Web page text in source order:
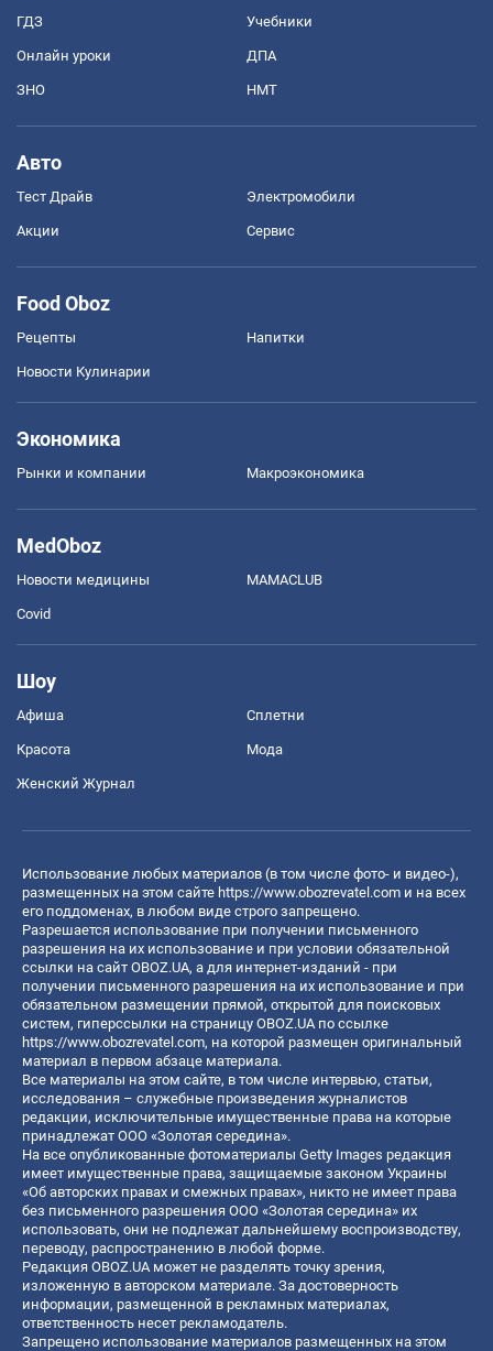
ГДЗ Учебники
Онлайн уроки ДПА
ЗНО НМТ
Авто
Тест Драйв Электромобили
Акции Сервис
Food Oboz
Рецепты Напитки
Новости Кулинарии
Экономика
Рынки и компании Mакроэкономика
MedOboz
Новости медицины MAMACLUB
Covid
Шоу
Афиша Сплетни
Красота Мода
Женский Журнал
Использование любых материалов (в том числе фото- и видео-),
размещенных на этом сайте https://www.obozrevatel.com и на всех
его поддоменах, в любом виде строго запрещено.
Разрешается использование при получении письменного
разрешения на их использование и при условии обязательной
ссылки на сайт OBOZ.UA, а для интернет-изданий - при
получении письменного разрешения на их использование и при
обязательном размещении прямой, открытой для поисковых
систем, гиперссылки на страницу OBOZ.UA по ссылке
https://www.obozrevatel.com, на которой размещен оригинальный
материал в первом абзаце материала.
Все материалы на этом сайте, в том числе интервью, статьи,
исследования – служебные произведения журналистов
редакции, исключительные имущественные права на которые
принадлежат ООО «Золотая середина».
На все опубликованные фотоматериалы Getty Images редакция
имеет имущественные права, защищаемые законом Украины
«Об авторских правах и смежных правах», никто не имеет права
без письменного разрешения ООО «Золотая середина» их
использовать, они не подлежат дальнейшему воспроизводству,
переводу, распространению в любой форме.
Редакция OBOZ.UA может не разделять точку зрения,
изложенную в авторском материале. За достоверность
информации, размещенной в рекламных материалах,
ответственность несет рекламодатель.
Запрещено использование материалов размещенных на этом